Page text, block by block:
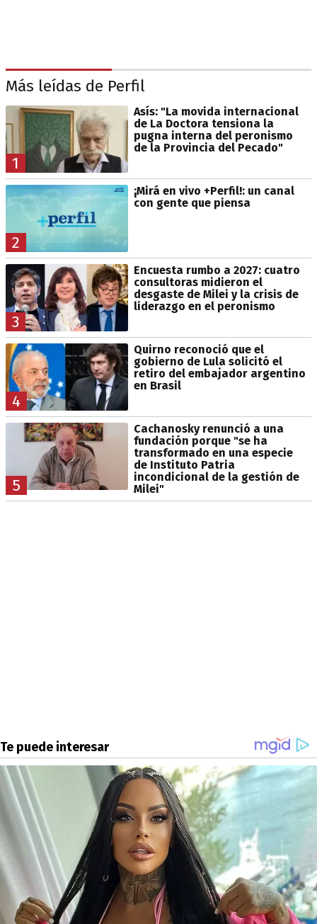
Más leídas de Perfil
1
Asís: "La movida internacional
de La Doctora tensiona la
pugna interna del peronismo
de la Provincia del Pecado"
2
¡Mirá en vivo +Perfil!: un canal
con gente que piensa
3
Encuesta rumbo a 2027: cuatro
consultoras midieron el
desgaste de Milei y la crisis de
liderazgo en el peronismo
4
Quirno reconoció que el
gobierno de Lula solicitó el
retiro del embajador argentino
en Brasil
5
Cachanosky renunció a una
fundación porque "se ha
transformado en una especie
de Instituto Patria
incondicional de la gestión de
Milei"